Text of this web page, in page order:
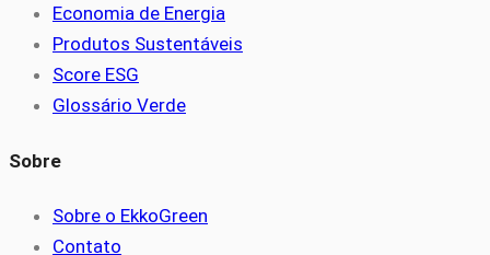
Economia de Energia
Produtos Sustentáveis
Score ESG
Glossário Verde
Sobre
Sobre o EkkoGreen
Contato